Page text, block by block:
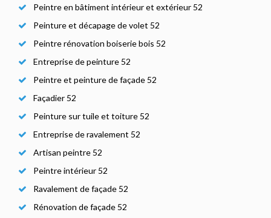
Peintre en bâtiment intérieur et extérieur 52
Peinture et décapage de volet 52
Peintre rénovation boiserie bois 52
Entreprise de peinture 52
Peintre et peinture de façade 52
Façadier 52
Peinture sur tuile et toiture 52
Entreprise de ravalement 52
Artisan peintre 52
Peintre intérieur 52
Ravalement de façade 52
Rénovation de façade 52